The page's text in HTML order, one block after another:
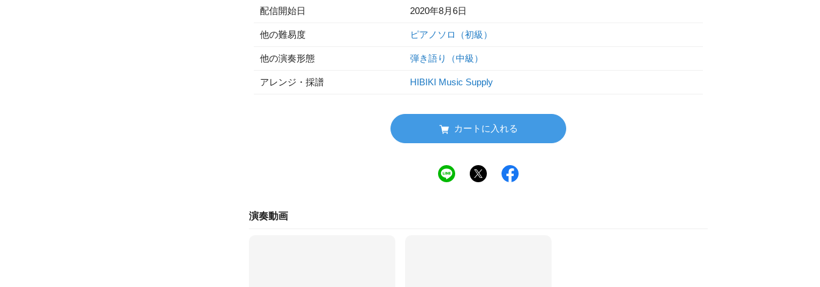
配信開始日 2020年8月6日
他の難易度 ピアノソロ（初級）
他の演奏形態 弾き語り（中級）
アレンジ・採譜 HIBIKI Music Supply
カートに入れる
演奏動画